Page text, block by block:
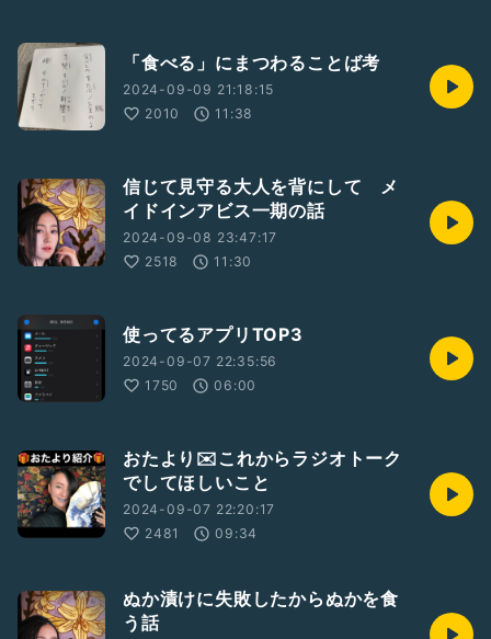
「食べる」にまつわることば考
2024-09-09 21:18:15
2010
11:38
信じて見守る大人を背にして メ
イドインアビス一期の話
2024-09-08 23:47:17
2518
11:30
使ってるアプリTOP3
2024-09-07 22:35:56
1750
06:00
おたより✉️これからラジオトーク
でしてほしいこと
2024-09-07 22:20:17
2481
09:34
ぬか漬けに失敗したからぬかを食
う話